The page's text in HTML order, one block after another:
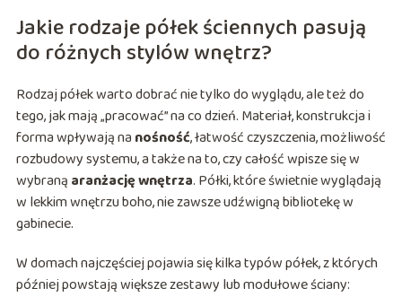
Jakie rodzaje półek ściennych pasują
do różnych stylów wnętrz?
Rodzaj półek warto dobrać nie tylko do wyglądu, ale też do
tego, jak mają „pracować” na co dzień. Materiał, konstrukcja i
forma wpływają na nośność, łatwość czyszczenia, możliwość
rozbudowy systemu, a także na to, czy całość wpisze się w
wybraną aranżację wnętrza. Półki, które świetnie wyglądają
w lekkim wnętrzu boho, nie zawsze udźwigną bibliotekę w
gabinecie.
W domach najczęściej pojawia się kilka typów półek, z których
później powstają większe zestawy lub modułowe ściany: